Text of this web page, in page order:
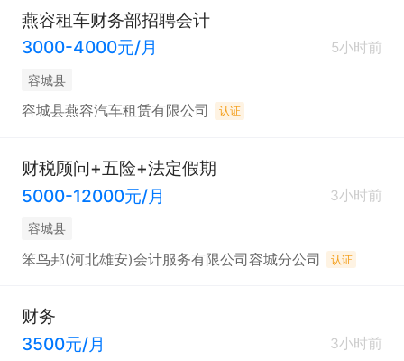
燕容租车财务部招聘会计
3000-4000元/月
5小时前
容城县
容城县燕容汽车租赁有限公司 认证
财税顾问+五险+法定假期
5000-12000元/月
3小时前
容城县
笨鸟邦(河北雄安)会计服务有限公司容城分公司 认证
财务
3500元/月
3小时前